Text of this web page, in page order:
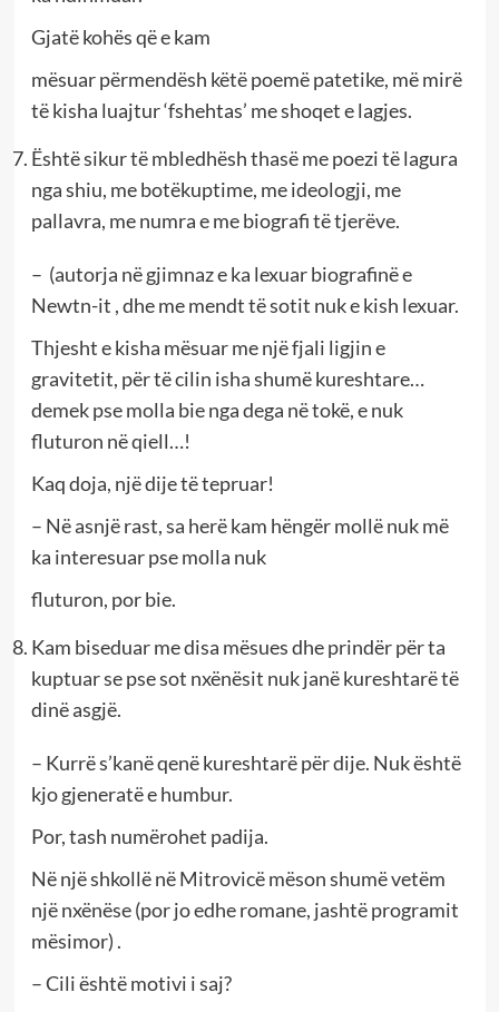
Gjatë kohës që e kam
mësuar përmendësh këtë poemë patetike, më mirë
të kisha luajtur ‘fshehtas’ me shoqet e lagjes.
Është sikur të mbledhësh thasë me poezi të lagura
nga shiu, me botëkuptime, me ideologji, me
pallavra, me numra e me biografi të tjerëve.
– (autorja në gjimnaz e ka lexuar biografinë e
Newtn-it , dhe me mendt të sotit nuk e kish lexuar.
Thjesht e kisha mësuar me një fjali ligjin e
gravitetit, për të cilin isha shumë kureshtare…
demek pse molla bie nga dega në tokë, e nuk
fluturon në qiell…!
Kaq doja, një dije të tepruar!
– Në asnjë rast, sa herë kam hëngër mollë nuk më
ka interesuar pse molla nuk
fluturon, por bie.
Kam biseduar me disa mësues dhe prindër për ta
kuptuar se pse sot nxënësit nuk janë kureshtarë të
dinë asgjë.
– Kurrë s’kanë qenë kureshtarë për dije. Nuk është
kjo gjeneratë e humbur.
Por, tash numërohet padija.
Në një shkollë në Mitrovicë mëson shumë vetëm
një nxënëse (por jo edhe romane, jashtë programit
mësimor) .
– Cili është motivi i saj?